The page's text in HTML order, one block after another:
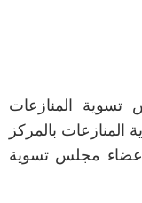
تسوية المنازعات
بالمركز
مجلس تسوية